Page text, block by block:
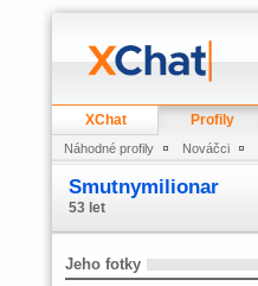
XChat Profily
Náhodné profily Nováčci
Smutnymilionar
53 let
Jeho fotky